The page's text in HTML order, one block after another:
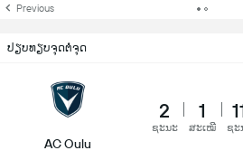
Previous
ປຽບທຽບຈຸດຕໍ່ຈຸດ
AC Oulu
2
ຊະນະ
1
ສະເໝີ ຊະ